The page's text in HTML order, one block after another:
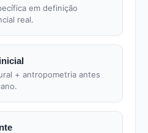
em definição
real.
+ antropometria antes